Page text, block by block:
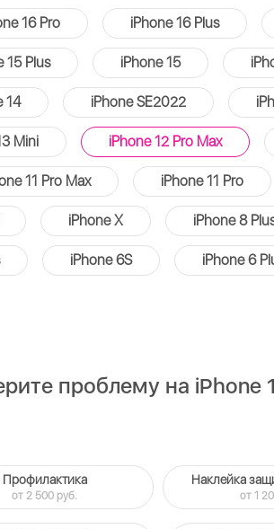
16 Pro iPhone 16 Plus
15 Plus iPhone 15
14 iPhone SE2022
Mini iPhone 12 Pro Max
11 Pro Max iPhone 11 Pro
iPhone X iPhone 8
iPhone 6S iPhone 6
проблему на iPhone
Профилактика
от 2 500 руб.
Наклейка
от 1